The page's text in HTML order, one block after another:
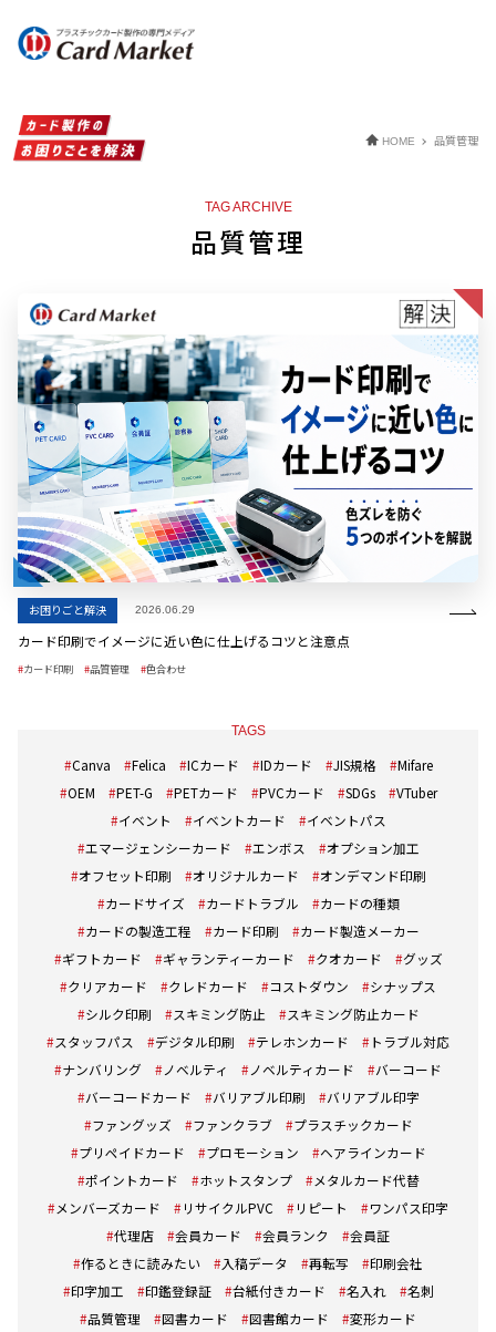
HOME 品質管理
TAG ARCHIVE
品質管理
お困りごと解決 2026.06.29
カード印刷でイメージに近い色に仕上げるコツと注意点
カード印刷 品質管理 色合わせ
TAGS
Canva Felica ICカード IDカード JIS規格
Mifare
OEM
PET-G PETカード PVCカード SDGs
VTuber
イベント
イベントカード
イベントパス
エマージェンシーカード
エンボス
オプション加工
オフセット印刷
オリジナルカード
オンデマンド印刷
カードサイズ
カードトラブル
カードの種類
カードの製造工程
カード印刷
カード製造メーカー
ギフトカード
ギャランティーカード クオカード
グッズ
クリアカード
クレドカード コストダウン
シナップス
シルク印刷
スキミング防止
スキミング防止カード
スタッフパス
デジタル印刷 テレホンカード
トラブル対応
ナンバリング
ノベルティ ノベルティカード
バーコード
バーコードカード
バリアブル印刷
バリアブル印字
ファングッズ
ファンクラブ
プラスチックカード
プリペイドカード
プロモーション
ヘアラインカード
ポイントカード
ホットスタンプ
メタルカード代替
メンバーズカード
リサイクルPVC リピート
ワンパス印字
代理店
会員カード 会員ランク
会員証
作るときに読みたい
入稿データ 再転写
印刷会社
印字加工
印鑑登録証 台紙付きカード 名入れ
名刺
品質管理
図書カード 図書館カード
変形カード